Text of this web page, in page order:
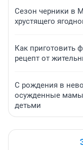
Сезон черники в
хрустящего
Как приготовить
рецепт от
С рождения в
осужденные мамы
детьми